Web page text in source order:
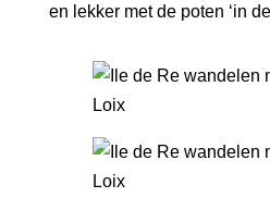
en lekker met de poten ‘in